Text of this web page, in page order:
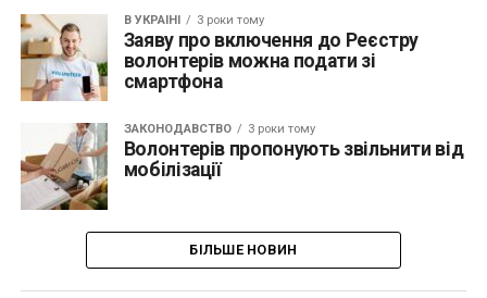
В УКРАЇНІ 3 роки тому
Заяву про включення до Реєстру
волонтерів можна подати зі
смартфона
ЗАКОНОДАВСТВО 3 роки тому
Волонтерів пропонують звільнити від
мобілізації
БІЛЬШЕ НОВИН